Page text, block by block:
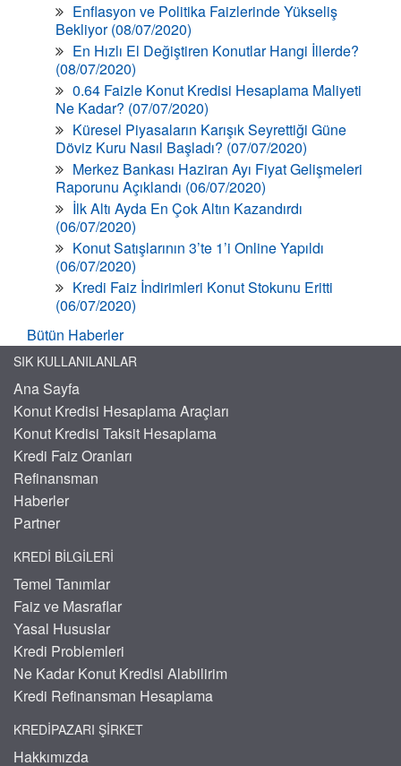
Enflasyon ve Politika Faizlerinde Yükseliş
Bekliyor (08/07/2020)
En Hızlı El Değiştiren Konutlar Hangi İllerde?
(08/07/2020)
0.64 Faizle Konut Kredisi Hesaplama Maliyeti
Ne Kadar? (07/07/2020)
Küresel Piyasaların Karışık Seyrettiği Güne
Döviz Kuru Nasıl Başladı? (07/07/2020)
Merkez Bankası Haziran Ayı Fiyat Gelişmeleri
Raporunu Açıklandı (06/07/2020)
İlk Altı Ayda En Çok Altın Kazandırdı
(06/07/2020)
Konut Satışlarının 3’te 1’i Online Yapıldı
(06/07/2020)
Kredi Faiz İndirimleri Konut Stokunu Eritti
(06/07/2020)
Bütün Haberler
SIK KULLANILANLAR
Ana Sayfa
Konut Kredisi Hesaplama Araçları
Konut Kredisi Taksit Hesaplama
Kredi Faiz Oranları
Refinansman
Haberler
Partner
KREDI BILGILERI
Temel Tanımlar
Faiz ve Masraflar
Yasal Hususlar
Kredi Problemleri
Ne Kadar Konut Kredisi Alabilirim
Kredi Refinansman Hesaplama
KREDIPAZARI ŞIRKET
Hakkımızda